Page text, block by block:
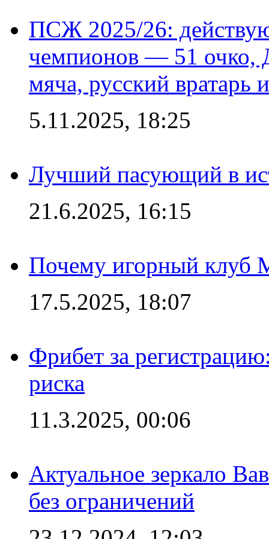
ПСЖ 2025/26:
чемпионов — 51 очко,
мяча, русский вратарь
5.11.2025, 18:25
Лучший пасующий в
21.6.2025, 16:15
Почему игорный клуб
17.5.2025, 18:07
Фрибет за
риска
11.3.2025, 00:06
Актуальное зеркало
без ограничений